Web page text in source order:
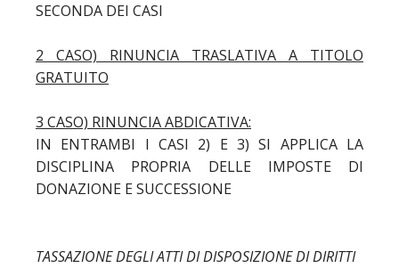
SECONDA DEI CASI
2 CASO) RINUNCIA TRASLATIVA A TITOLO
GRATUITO
3 CASO) RINUNCIA ABDICATIVA:
IN ENTRAMBI I CASI 2) E 3) SI APPLICA LA
DISCIPLINA PROPRIA DELLE IMPOSTE DI
DONAZIONE E SUCCESSIONE
TASSAZIONE DEGLI ATTI DI DISPOSIZIONE DI DIRITTI